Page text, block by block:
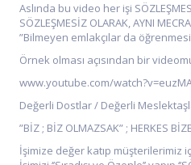
Aslında bu video her işi
SÖZLEŞMESİZ OLARAK, AYNI
”Bilmeyen emlakçılar da
Örnek olması açısından bir
www.youtube.com/
Değerli Dostlar / Değerli
”BİZ ; BİZ OLMAZSAK” ; HERKES
İşimize değer katıp müşterilerimiz